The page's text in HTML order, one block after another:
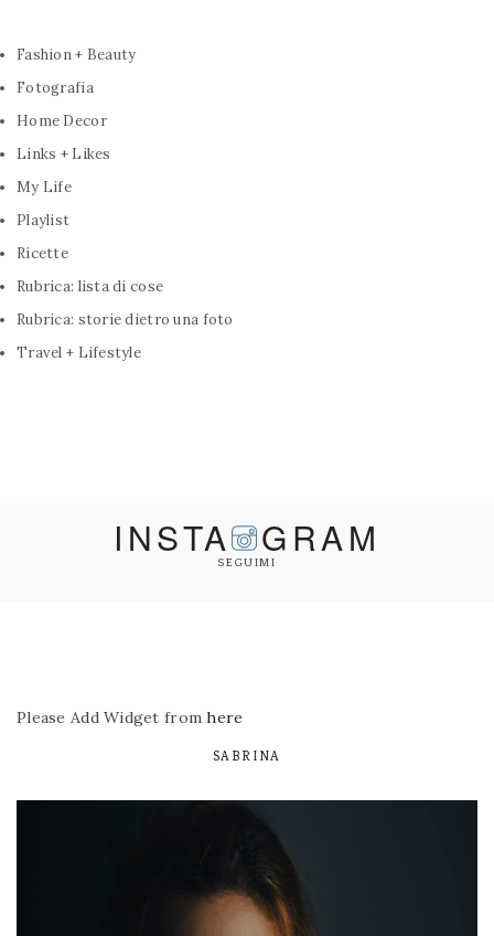
Fashion + Beauty
Fotografia
Home Decor
Links + Likes
My Life
Playlist
Ricette
Rubrica: lista di cose
Rubrica: storie dietro una foto
Travel + Lifestyle
INSTA GRAM
SEGUIMI
Please Add Widget fromhere
SABRINA